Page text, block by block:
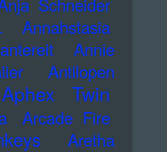
Schneider
Annahstasia
Annie
Antilopen
Aphex Twin
Arcade Fire
Aretha